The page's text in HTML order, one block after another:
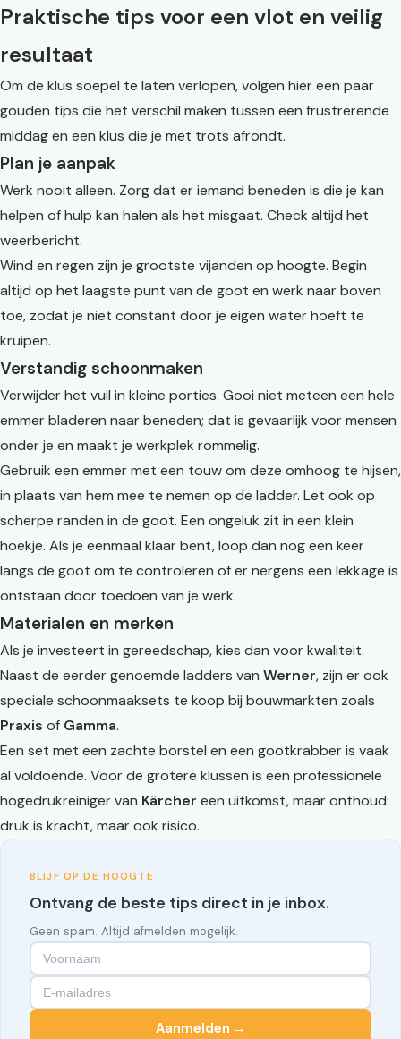
Praktische tips voor een vlot en veilig
resultaat
Om de klus soepel te laten verlopen, volgen hier een paar
gouden tips die het verschil maken tussen een frustrerende
middag en een klus die je met trots afrondt.
Plan je aanpak
Werk nooit alleen. Zorg dat er iemand beneden is die je kan
helpen of hulp kan halen als het misgaat. Check altijd het
weerbericht.
Wind en regen zijn je grootste vijanden op hoogte. Begin
altijd op het laagste punt van de goot en werk naar boven
toe, zodat je niet constant door je eigen water hoeft te
kruipen.
Verstandig schoonmaken
Verwijder het vuil in kleine porties. Gooi niet meteen een hele
emmer bladeren naar beneden; dat is gevaarlijk voor mensen
onder je en maakt je werkplek rommelig.
Gebruik een emmer met een touw om deze omhoog te hijsen,
in plaats van hem mee te nemen op de ladder. Let ook op
scherpe randen in de goot. Een ongeluk zit in een klein
hoekje. Als je eenmaal klaar bent, loop dan nog een keer
langs de goot om te controleren of er nergens een lekkage is
ontstaan door toedoen van je werk.
Materialen en merken
Als je investeert in gereedschap, kies dan voor kwaliteit.
Naast de eerder genoemde ladders van Werner, zijn er ook
speciale schoonmaaksets te koop bij bouwmarkten zoals
Praxis of Gamma.
Een set met een zachte borstel en een gootkrabber is vaak
al voldoende. Voor de grotere klussen is een professionele
hogedrukreiniger van Kärcher een uitkomst, maar onthoud:
druk is kracht, maar ook risico.
BLIJF OP DE HOOGTE
Ontvang de beste tips direct in je inbox.
Geen spam. Altijd afmelden mogelijk.
Aanmelden →